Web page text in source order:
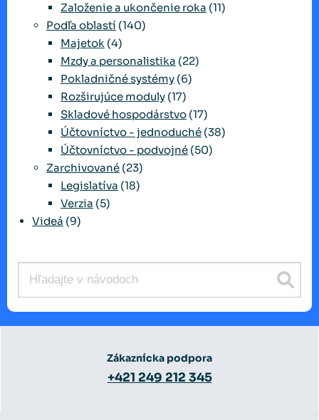
Založenie a ukončenie roka (11)
Podľa oblastí (140)
Majetok (4)
Mzdy a personalistika (22)
Pokladničné systémy (6)
Rozširujúce moduly (17)
Skladové hospodárstvo (17)
Účtovníctvo - jednoduché (38)
Účtovníctvo - podvojné (50)
Zarchivované (23)
Legislatíva (18)
Verzia (5)
Videá (9)
Zákaznícka podpora
+421 249 212 345